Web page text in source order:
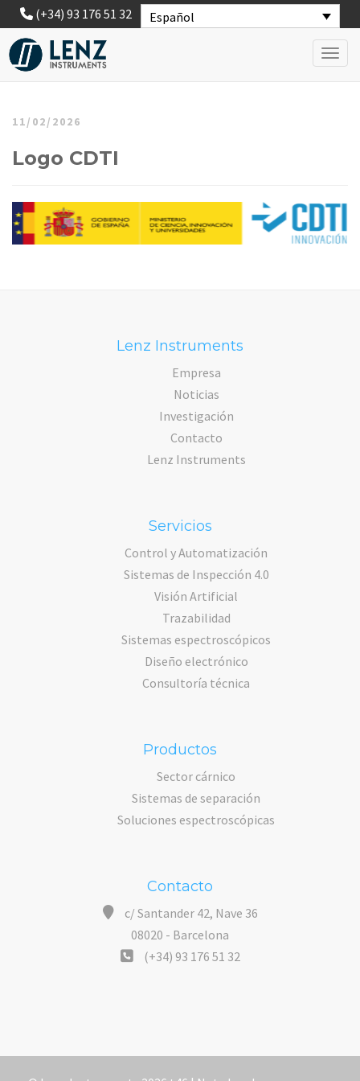
Español
(+34) 93 176 51 32
11/02/2026
Logo CDTI
Lenz Instruments
Empresa
Noticias
Investigación
Contacto
Lenz Instruments
Servicios
Control y Automatización
Sistemas de Inspección 4.0
Visión Artificial
Trazabilidad
Sistemas espectroscópicos
Diseño electrónico
Consultoría técnica
Productos
Sector cárnico
Sistemas de separación
Soluciones espectroscópicas
Contacto
c/ Santander 42, Nave 36
08020 - Barcelona
(+34) 93 176 51 32